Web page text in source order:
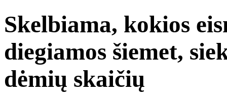
Skelbiama, kokios
diegiamos šiemet,
dėmių skaičių